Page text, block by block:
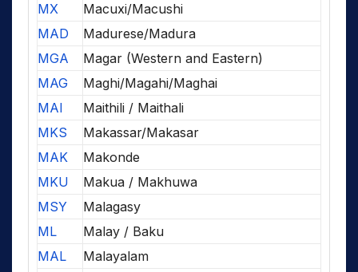
MX
Macuxi/Macushi
MAD
Madurese/Madura
MGA
Magar (Western and Eastern)
MAG
Maghi/Magahi/Maghai
MAI
Maithili / Maithali
MKS
Makassar/Makasar
MAK
Makonde
MKU
Makua / Makhuwa
MSY
Malagasy
ML
Malay / Baku
MAL
Malayalam